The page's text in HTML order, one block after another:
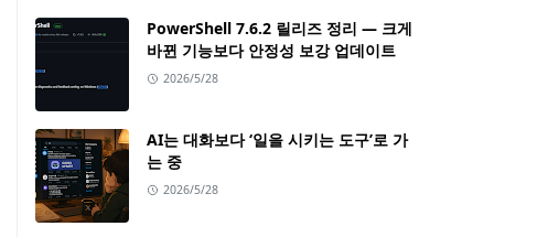
PowerShell 7.6.2 릴리즈 정리 — 크게
바뀐 기능보다 안정성 보강 업데이트
2026/5/28
AI는 대화보다 ‘일을 시키는 도구’로 가
는 중
2026/5/28